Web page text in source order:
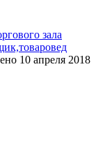
зала
10 апреля 2018